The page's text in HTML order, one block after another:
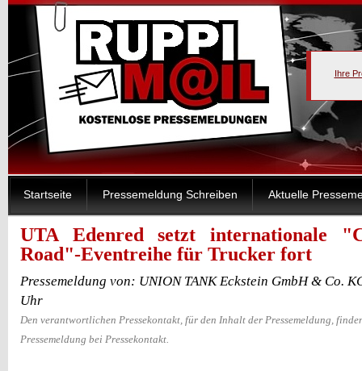
Ihre
Startseite Pressemeldung Schreiben Aktuelle
UTA Edenred setzt internationale
Road"-Eventreihe für Trucker fort
Pressemeldung von: UNION TANK Eckstein GmbH & Co.
Uhr
Den verantwortlichen Pressekontakt, für den Inhalt der Pressemeldung,
Pressemeldung bei Pressekontakt.